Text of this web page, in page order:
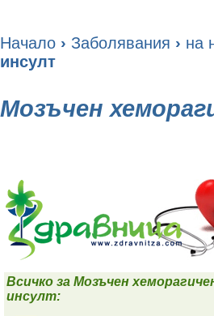
Начало › Заболявания › на
инсулт
Мозъчен
Всичко за Мозъчен
инсулт: